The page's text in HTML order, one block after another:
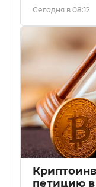
Сегодня в 08:12
петицию в